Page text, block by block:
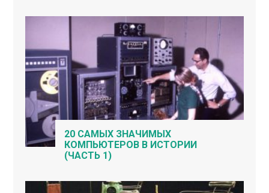
20 САМЫХ ЗНАЧИМЫХ
КОМПЬЮТЕРОВ В ИСТОРИИ
(ЧАСТЬ 1)